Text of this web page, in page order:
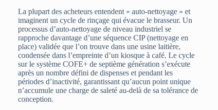
La plupart des acheteurs entendent « auto-nettoyage » et
imaginent un cycle de rinçage qui évacue le brasseur. Un
processus d’auto-nettoyage de niveau industriel se
rapproche davantage d’une séquence CIP (nettoyage en
place) validée que l’on trouve dans une usine laitière,
condensée dans l’empreinte d’un kiosque à café. Le cycle
sur le système COFE+ de septième génération s’exécute
après un nombre défini de dispenses et pendant les
périodes d’inactivité, garantissant qu’aucun point unique
n’accumule une charge de saleté au-delà de sa tolérance de
conception.